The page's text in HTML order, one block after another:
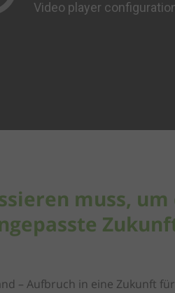
muss,
– Aufbruch in eine Zukunft